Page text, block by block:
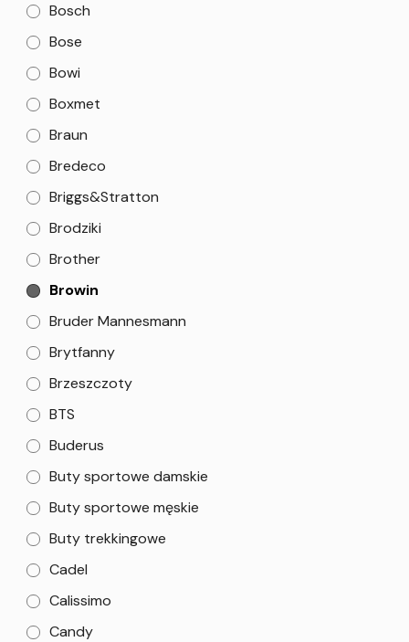
Bosch
Bose
Bowi
Boxmet
Braun
Bredeco
Briggs&Stratton
Brodziki
Brother
Browin
Bruder Mannesmann
Brytfanny
Brzeszczoty
BTS
Buderus
Buty sportowe damskie
Buty sportowe męskie
Buty trekkingowe
Cadel
Calissimo
Candy